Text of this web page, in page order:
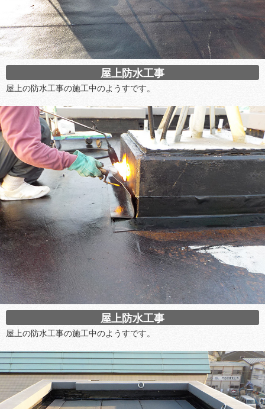
屋上防水工事
屋上の防水工事の施工中のようすです。
屋上防水工事
屋上の防水工事の施工中のようすです。